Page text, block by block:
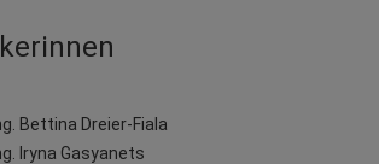
Bettina Dreier-Fiala
Iryna Gasyanets